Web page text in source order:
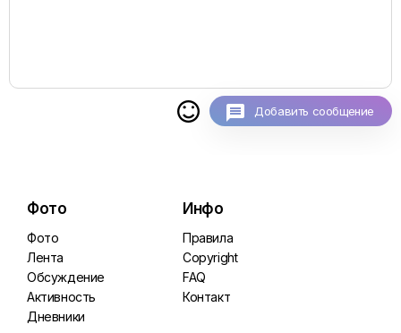
 Добавить сообщение
Фото
Фото
Лента
Обсуждение
Активность
Дневники
Инфо
Правила
Copyright
FAQ
Контакт